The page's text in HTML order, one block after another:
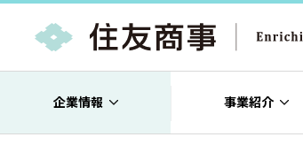
企業情報 事業紹介